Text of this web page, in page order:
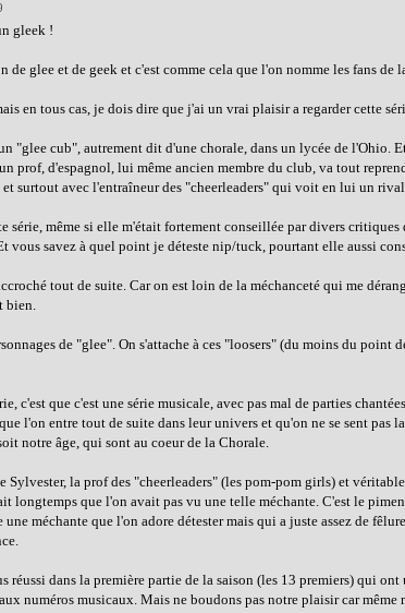
gleek !
glee et de geek et c'est comme cela que l'on nomme les fans de
en tous cas, je dois dire que j'ai un vrai plaisir a regarder cette
"glee cub", autrement dit d'une chorale, dans un lycée de l'Ohio.
prof, d'espagnol, lui même ancien membre du club, va tout
surtout avec l'entraîneur des "cheerleaders" qui voit en lui un
série, même si elle m'était fortement conseillée par divers
vous savez à quel point je déteste nip/tuck, pourtant elle aussi
tout de suite. Car on est loin de la méchanceté qui me
bien.
de "glee". On s'attache à ces "loosers" (du moins du point
c'est que c'est une série musicale, avec pas mal de parties
l'on entre tout de suite dans leur univers et qu'on ne se sent
notre âge, qui sont au coeur de la Chorale.
Sylvester, la prof des "cheerleaders" (les pom-pom girls) et
longtemps que l'on avait pas vu une telle méchante. C'est le
méchante que l'on adore détester mais qui a juste assez de
dans la première partie de la saison (les 13 premiers) qui
numéros musicaux. Mais ne boudons pas notre plaisir car